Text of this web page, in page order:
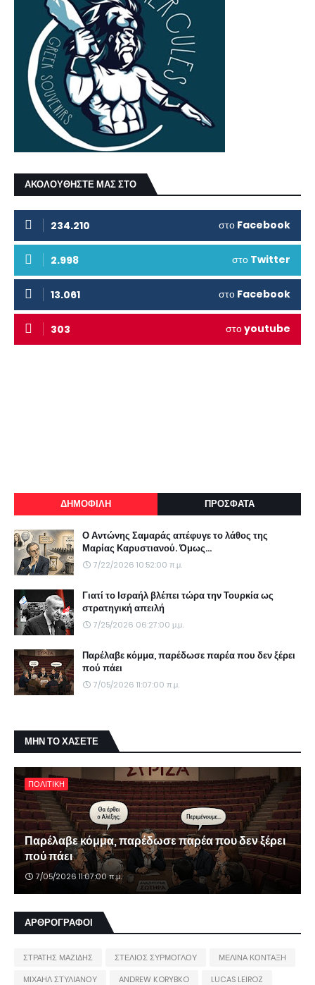
ΑΚΟΛΟΥΘΗΣΤΕ ΜΑΣ ΣΤΟ
234.210 στο Facebook
2.998 στο Twitter
13.061 στο Facebook
303 στοyoutube
ΔΗΜΟΦΙΛΗ ΠΡΟΣΦΑΤΑ
Ο Αντώνης Σαμαράς απέφυγε το λάθος της
Μαρίας Καρυστιανού. Όμως...
7/22/2026 10:52:00 π.μ.
Γιατί το Ισραήλ βλέπει τώρα την Τουρκία ως
στρατηγική απειλή
7/25/2026 06:27:00 μ.μ.
Παρέλαβε κόμμα, παρέδωσε παρέα που δεν ξέρει
πού πάει
7/05/2026 11:07:00 π.μ.
ΜΗΝ ΤΟ ΧΑΣΕΤΕ
ΠΟΛΙΤΙΚΗ
Παρέλαβε κόμμα, παρέδωσε παρέα που δεν ξέρει
πού πάει
7/05/2026 11:07:00 π.μ.
ΑΡΘΡΟΓΡΑΦΟΙ
ΣΤΡΑΤΗΣ ΜΑΖΙΔΗΣ ΣΤΕΛΙΟΣ ΣΥΡΜΟΓΛΟΥ
ΜΕΛΙΝΑ ΚΟΝΤΑΞΗ
ΜΙΧΑΗΛ ΣΤΥΛΙΑΝΟΥ
ANDREW KORYBKO
LUCAS LEIROZ